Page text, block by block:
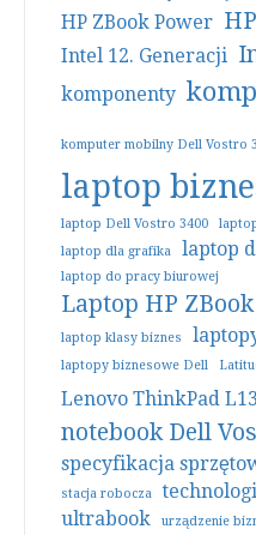
HP ZBook Power
Intel 12. Generacji
komponenty
komputer mobilny Dell Vostro
laptop
laptop Dell Vostro 3400
laptop dla grafika
laptop
laptop do pracy biurowej
Laptop HP
laptop klasy biznes
laptopy biznesowe Dell
Lenovo ThinkPad
notebook Dell
specyfikacja
stacja robocza
ultrabook urządzenie